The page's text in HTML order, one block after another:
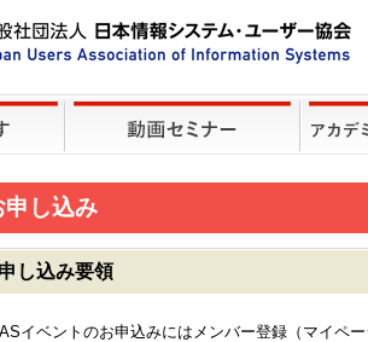
申し込み
し込み要領
イベントのお申込みにはメンバー登録（マイペ